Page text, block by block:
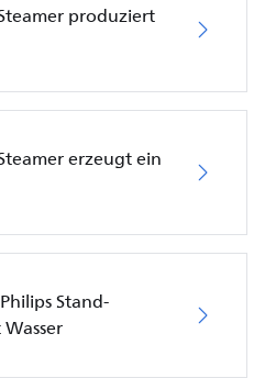
produziert
erzeugt ein
Stand-